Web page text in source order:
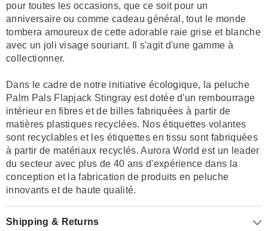
pour toutes les occasions, que ce soit pour un
anniversaire ou comme cadeau général, tout le monde
tombera amoureux de cette adorable raie grise et blanche
avec un joli visage souriant. Il s'agit d'une gamme à
collectionner.
Dans le cadre de notre initiative écologique, la peluche
Palm Pals Flapjack Stingray est dotée d'un rembourrage
intérieur en fibres et de billes fabriquées à partir de
matières plastiques recyclées. Nos étiquettes volantes
sont recyclables et les étiquettes en tissu sont fabriquées
à partir de matériaux recyclés. Aurora World est un leader
du secteur avec plus de 40 ans d'expérience dans la
conception et la fabrication de produits en peluche
innovants et de haute qualité.
Shipping & Returns